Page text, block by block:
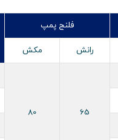
فلنج پمپ
رانش مکش
65
80